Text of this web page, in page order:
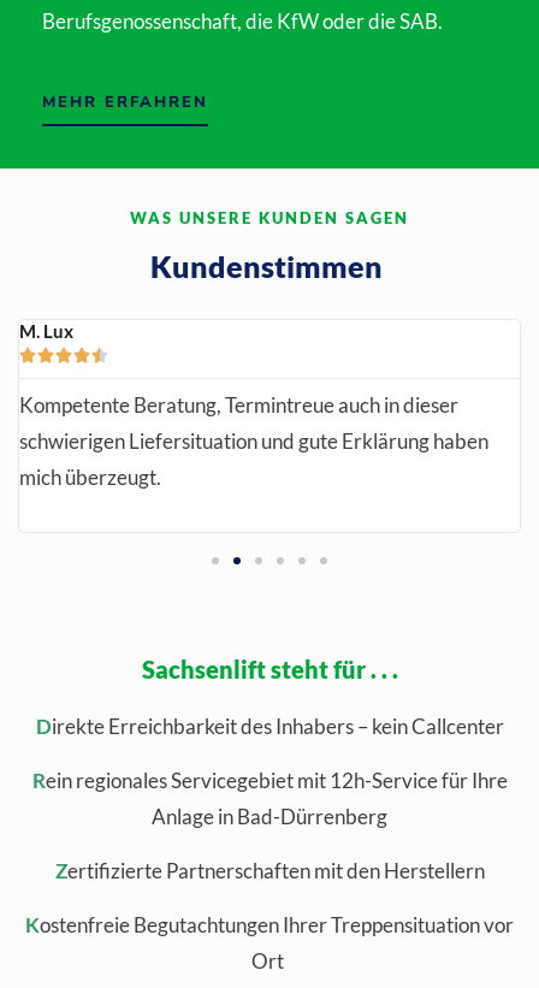
Berufsgenossenschaft, die KfW oder die SAB.
MEHR ERFAHREN
WAS UNSERE KUNDEN SAGEN
Kundenstimmen
M. Lux

Kompetente Beratung, Termintreue auch in dieser
schwierigen Liefersituation und gute Erklärung haben
mich überzeugt.
Sachsenlift steht für . . .
Direkte Erreichbarkeit des Inhabers – kein Callcenter
Rein regionales Servicegebiet mit 12h-Service für Ihre
Anlage in Bad-Dürrenberg
Zertifizierte Partnerschaften mit den Herstellern
Kostenfreie Begutachtungen Ihrer Treppensituation vor
Ort